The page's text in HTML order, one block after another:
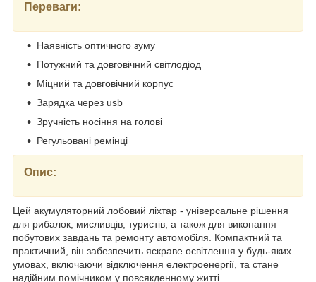
Переваги:
Наявність оптичного зуму
Потужний та довговічний світлодіод
Міцний та довговічний корпус
Зарядка через usb
Зручність носіння на голові
Регульовані ремінці
Опис:
Цей акумуляторний лобовий ліхтар - універсальне рішення
для рибалок, мисливців, туристів, а також для виконання
побутових завдань та ремонту автомобіля. Компактний та
практичний, він забезпечить яскраве освітлення у будь-яких
умовах, включаючи відключення електроенергії, та стане
надійним помічником у повсякденному житті.